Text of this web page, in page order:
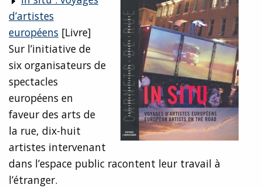
d’artistes
européens [Livre]
Sur l’initiative de
six organisateurs de
spectacles
européens en
faveur des arts de
la rue, dix-huit
artistes intervenant
dans l’espace public racontent leur travail à
l’étranger.